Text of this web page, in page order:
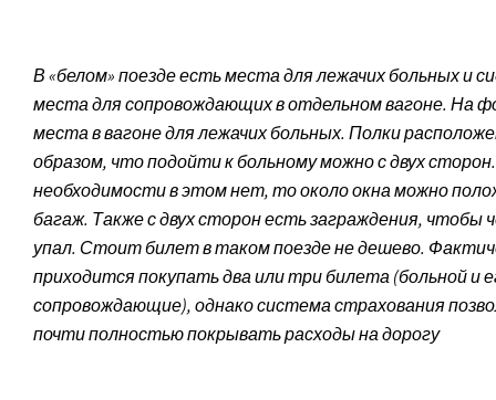
В «белом» поезде есть места для лежачих больных и
места для сопровождающих в отдельном вагоне. На
места в вагоне для лежачих больных. Полки
образом, что подойти к больному можно с двух
необходимости в этом нет, то около окна можно
багаж. Также с двух сторон есть заграждения, чтобы
упал. Стоит билет в таком поезде не дешево.
приходится покупать два или три билета (больной и
сопровождающие), однако система страхования
почти полностью покрывать расходы на дорогу